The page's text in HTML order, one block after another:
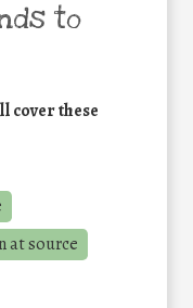
to
cover these
at source